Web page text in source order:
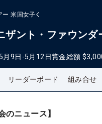
ー 米国女子
ザント・ファウンダ
月9日-5月12日賞金総額
リーダーボード 組み合せ
のニュース】